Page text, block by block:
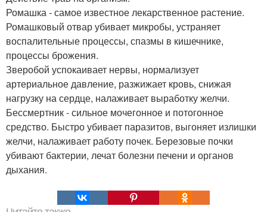
Ромашка - самое известное лекарственное растение.
Ромашковый отвар убивает микробы, устраняет
воспалительные процессы, спазмы в кишечнике,
процессы брожения.
Зверобой успокаивает нервы, нормализует
артериальное давление, разжижает кровь, снижая
нагрузку на сердце, налаживает выработку желчи.
Бессмертник - сильное мочегонное и потогонное
средство. Быстро убивает паразитов, выгоняет излишки
желчи, налаживает работу почек. Березовые почки
убивают бактерии, лечат болезни печени и органов
дыхания.